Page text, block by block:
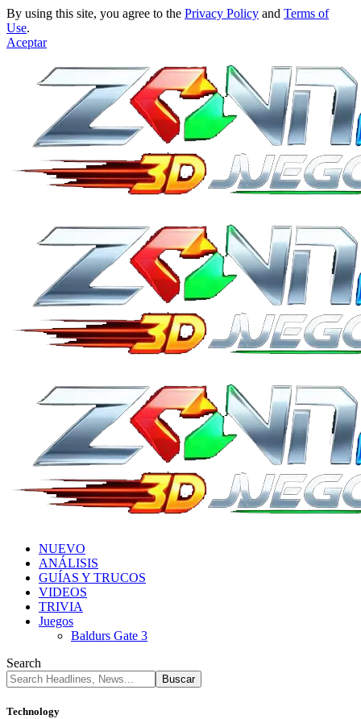
By using this site, you agree to the Privacy Policy and Terms of
Use.
Aceptar
NUEVO
ANÁLISIS
GUÍAS Y TRUCOS
VIDEOS
TRIVIA
Juegos
Baldurs Gate 3
Search
Technology